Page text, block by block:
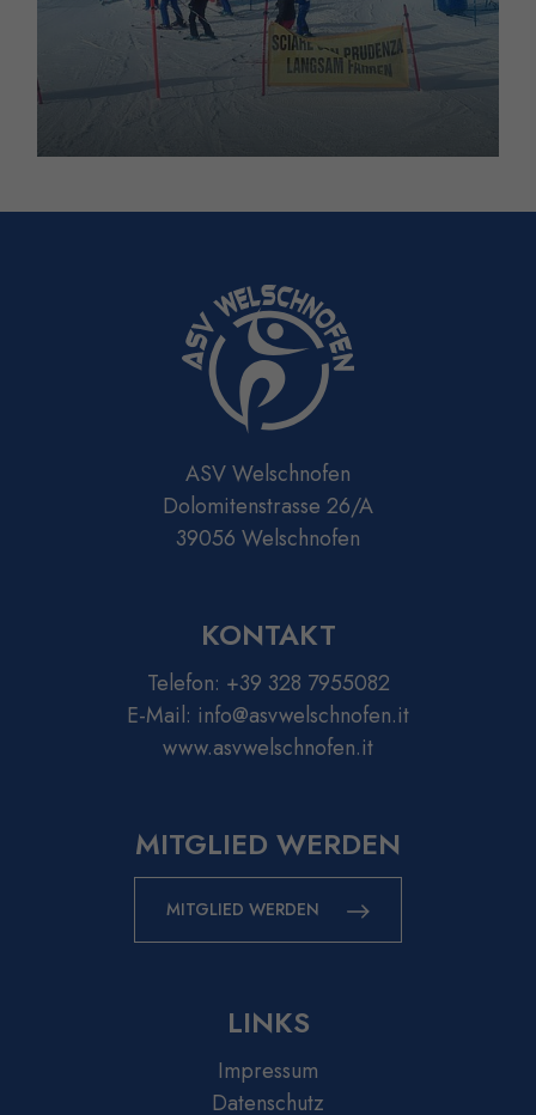
ASV Welschnofen
Dolomitenstrasse 26/A
39056 Welschnofen
KONTAKT
Telefon: +39 328 7955082
E-Mail: info@asvwelschnofen.it
www.asvwelschnofen.it
MITGLIED WERDEN
MITGLIED WERDEN
LINKS
Impressum
Datenschutz